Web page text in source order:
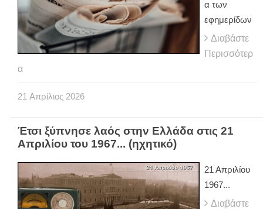
α των
εφημερίδων
Διαβάστε
Περισσότερ
α
21 Απρίλιος 2026
Έτσι ξύπνησε λαός στην Ελλάδα στις 21
Απριλίου του 1967... (ηχητικό)
21 Απριλίου
1967...
Διαβάστε